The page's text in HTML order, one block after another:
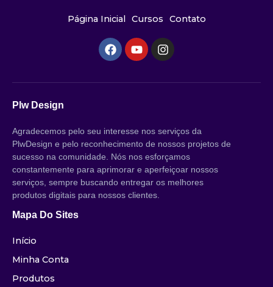
Página Inicial Cursos Contato
Plw Design
Agradecemos pelo seu interesse nos serviços da
PlwDesign e pelo reconhecimento de nossos projetos de
sucesso na comunidade. Nós nos esforçamos
constantemente para aprimorar e aperfeiçoar nossos
serviços, sempre buscando entregar os melhores
produtos digitais para nossos clientes.
Mapa Do Sites
Início
Minha Conta
Produtos